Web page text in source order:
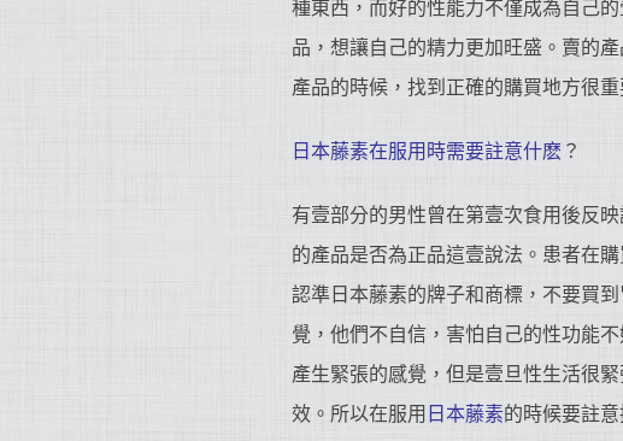
種東西，而好的性能力不僅成為自己
品，想讓自己的精力更加旺盛。賣的
產品的時候，找到正確的購買地方很
日本藤素在服用時需要註意什麽 ？
有壹部分的男性曾在第壹次食用後反
的產品是否為正品這壹說法。患者在
認準日本藤素的牌子和商標，不要買
覺，他們不自信，害怕自己的性功能
產生緊張的感覺，但是壹旦性生活很
效。所以在服用 日本藤素的時候要註